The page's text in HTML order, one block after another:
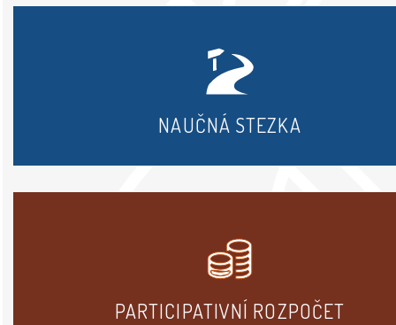
NAUČNÁ STEZKA
PARTICIPATIVNÍ ROZPOČET